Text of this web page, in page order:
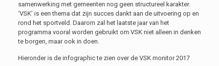
samenwerking met gemeenten nog geen structureel karakter.
‘VSK’ is een thema dat zijn succes dankt aan de uitvoering op en
rond het sportveld. Daarom zal het laatste jaar van het
programma vooral worden gebruikt om VSK niet alleen in denken
te borgen, maar ook in doen.
Hieronder is de infographic te zien over de VSK monitor 2017